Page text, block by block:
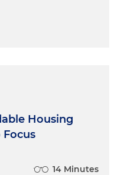
Housing
Focus
14 Minutes